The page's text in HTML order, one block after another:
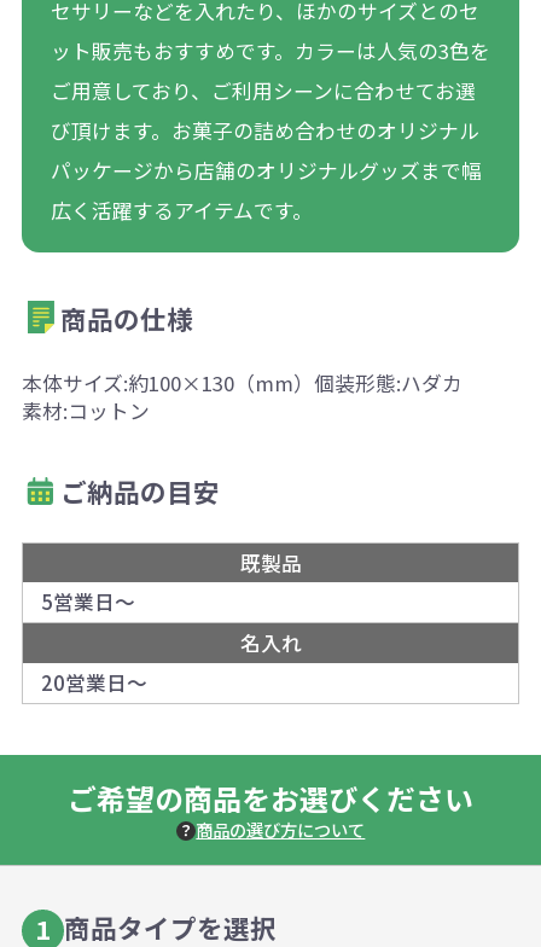
セサリーなどを入れたり、ほかのサイズとのセ
ット販売もおすすめです。カラーは人気の3色を
ご用意しており、ご利用シーンに合わせてお選
び頂けます。お菓子の詰め合わせのオリジナル
パッケージから店舗のオリジナルグッズまで幅
広く活躍するアイテムです。
商品の仕様
本体サイズ:約100×130（mm）個装形態:ハダカ
素材:コットン
ご納品の目安
既製品
5営業日～
名入れ
20営業日～
ご希望の商品をお選びください
商品の選び方について
1 商品タイプを選択